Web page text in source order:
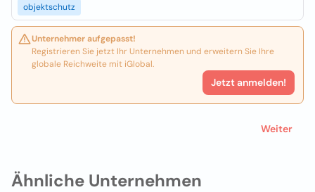
Ähnliche Unternehmen
objektschutz
Unternehmer aufgepasst!
Registrieren Sie jetzt Ihr Unternehmen und erweitern Sie Ihre
globale Reichweite mit iGlobal.
Jetzt anmelden!
Weiter